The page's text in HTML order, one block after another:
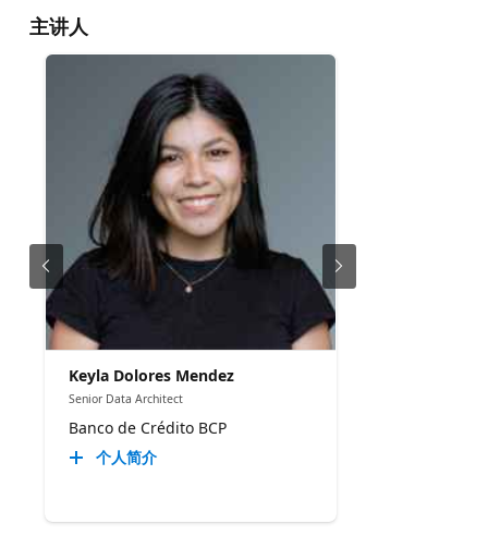
主讲人
Keyla Dolores Mendez
Senior Data Architect
Banco de Crédito BCP
个人简介